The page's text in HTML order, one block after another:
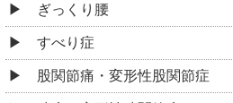
ぎっくり腰
すべり症
股関節痛・変形性股関節症